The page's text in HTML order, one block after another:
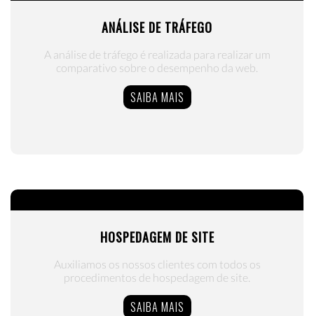
ANÁLISE DE TRÁFEGO
A análise de tráfego é realizada para realizar um
comparativo sobre o desempenho da web.
SAIBA MAIS
HOSPEDAGEM DE SITE
Auxiliamos os nossos clientes com todos os
procedimentos de hospedagem de site.
SAIBA MAIS